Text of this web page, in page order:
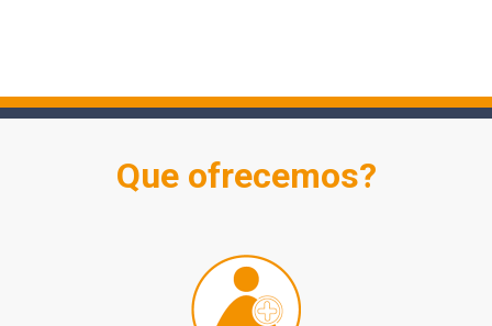
Que ofrecemos?